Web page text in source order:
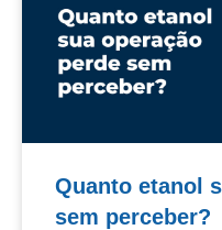
Quanto etanol
sem perceber?